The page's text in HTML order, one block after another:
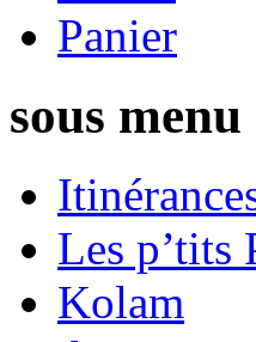
Panier
sous menu
Les p’tits
Kolam